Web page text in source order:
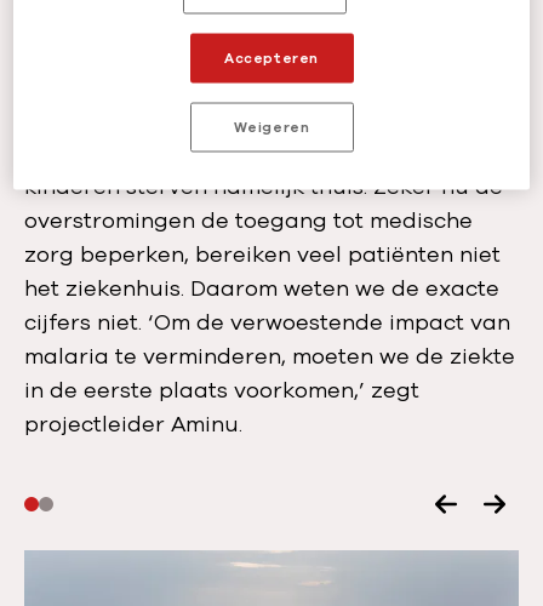
In Zuid-Soedan zijn 4.064.662
malariagevallen bevestigd in 2019. Meer dan
4.800 daarvan zijn overleden. Toch zouden
deze cijfers in feite de ware ernst van de
crisis kunnen onderschatten: de meeste
kinderen sterven namelijk thuis. Zeker nu de
overstromingen de toegang tot medische
zorg beperken, bereiken veel patiënten niet
het ziekenhuis. Daarom weten we de exacte
cijfers niet. ‘Om de verwoestende impact van
malaria te verminderen, moeten we de ziekte
in de eerste plaats voorkomen,’ zegt
projectleider Aminu.
V
o
V
o
Weigeren
Accepteren